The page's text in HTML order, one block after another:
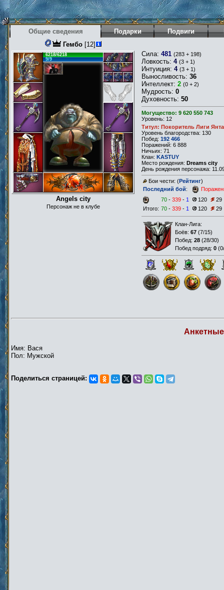
Общие сведения Подарки Подвиги
Гембо[12]
6218/6218
9/9
Angels city
Персонаж не в клубе
Сила: 481 (283 + 198)
Ловкость: 4 (3 + 1)
Интуиция: 4 (3 + 1)
Выносливость: 36
Интеллект: 2 (0 + 2)
Мудрость: 0
Духовность: 50
Могущество: 9 620 550 743
Уровень: 12
Титул: Покоритель Лиги
Уровень благородства: 130
Побед: 192 466
Поражений: 6 888
Ничьих: 71
Клан: KASTUY
Место рождения: Dreams city
День рождения персонажа:
Бои чести: (Рейтинг)
Последний бой:
70 - 339 - 1 120
29
Итого: 70 - 339 - 1 120 29
Клан-Лига:
Боёв: 67 (7/15)
Побед: 28 (28/30)
Побед подряд: 0 (
Имя: Вася
Пол: Мужской
Поделиться страницей: